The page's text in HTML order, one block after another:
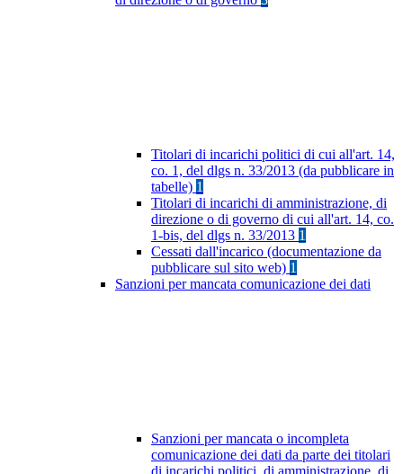
Titolari di incarichi politici di cui all'art. 14,
co. 1, del dlgs n. 33/2013 (da pubblicare in
tabelle) 1
Titolari di incarichi di amministrazione, di
direzione o di governo di cui all'art. 14, co.
1-bis, del dlgs n. 33/2013 1
Cessati dall'incarico (documentazione da
pubblicare sul sito web) 1
Sanzioni per mancata comunicazione dei dati
Sanzioni per mancata o incompleta
comunicazione dei dati da parte dei titolari